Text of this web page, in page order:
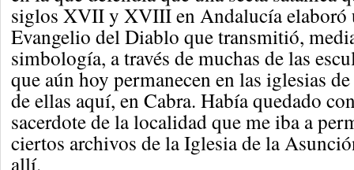
siglos XVII y XVIII en Andalucía elaboró
Evangelio del Diablo que transmitió,
simbología, a través de muchas de las
que aún hoy permanecen en las iglesias
de ellas aquí, en Cabra. Había quedado
sacerdote de la localidad que me iba a
ciertos archivos de la Iglesia de la
allí.